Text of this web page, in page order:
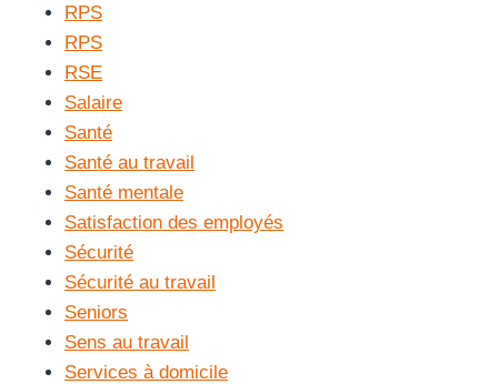
RPS
RPS
RSE
Salaire
Santé
Santé au travail
Santé mentale
Satisfaction des employés
Sécurité
Sécurité au travail
Seniors
Sens au travail
Services à domicile